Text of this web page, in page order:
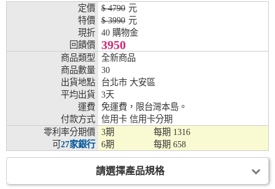
定價
$ 4790 元
特價
$ 3990 元
現折
40 購物金
回饋價
3950
商品類型
全新商品
商品數量
30
出貨地點
台北市 大安區
平均出貨
3天
運費
免運費，限台灣本島。
付款方式
信用卡 信用卡分期
零利率分期價
可27家銀行
3期 每期 1316
6期
每期 658
請選擇產品規格
兆豐銀行、合作金庫、第一銀行、華南銀行、
彰化銀行、上海銀行、富邦銀行、國泰世華、
台灣企銀、台中銀行、匯豐銀行、華泰銀行、
臺灣新光銀行、陽信銀行、聯邦銀行、遠東商
銀、元大銀行、永豐銀行、玉山銀行、凱基銀
行、星展銀行、台新銀行、安泰銀行、中國信
託、台灣樂天、三信商銀
兆豐銀行、合作金庫、第一銀行、華南銀行、
彰化銀行、上海銀行、富邦銀行、國泰世華、
台灣企銀、台中銀行、匯豐銀行、華泰銀行、
臺灣新光銀行、陽信銀行、聯邦銀行、遠東商
銀、元大銀行、永豐銀行、玉山銀行、凱基銀
行、星展銀行、台新銀行、安泰銀行、中國信
託、台灣樂天、三信商銀